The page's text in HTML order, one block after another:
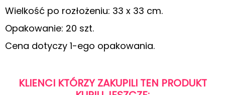
Wielkość po rozłożeniu: 33 x 33 cm.
Opakowanie: 20 szt.
Cena dotyczy 1-ego opakowania.
KLIENCI KTÓRZY ZAKUPILI TEN PRODUKT